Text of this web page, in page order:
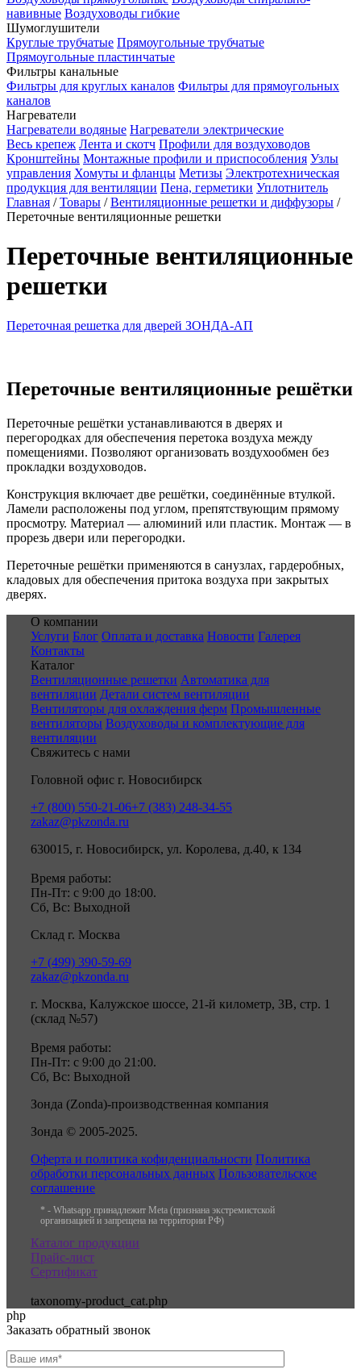
навивные Воздуховоды гибкие
Шумоглушители
Круглые трубчатые Прямоугольные трубчатые
Прямоугольные пластинчатые
Фильтры канальные
Фильтры для круглых каналов Фильтры для прямоугольных
каналов
Нагреватели
Нагреватели водяные Нагреватели электрические
Весь крепеж Лента и скотч Профили для воздуховодов
Кронштейны Монтажные профили и приспособления Узлы
управления Хомуты и фланцы Метизы Электротехническая
продукция для вентиляции Пена, герметики Уплотнитель
Главная /Товары /Вентиляционные решетки и диффузоры /
Переточные вентиляционные решетки
Переточные вентиляционные
решетки
Переточная решетка для дверей ЗОНДА-АП
Переточные вентиляционные решётки
Переточные решётки устанавливаются в дверях и
перегородках для обеспечения перетока воздуха между
помещениями. Позволяют организовать воздухообмен без
прокладки воздуховодов.
Конструкция включает две решётки, соединённые втулкой.
Ламели расположены под углом, препятствующим прямому
просмотру. Материал — алюминий или пластик. Монтаж — в
прорезь двери или перегородки.
Переточные решётки применяются в санузлах, гардеробных,
кладовых для обеспечения притока воздуха при закрытых
дверях.
О компании
Услуги Блог Оплата и доставка Новости Галерея
Контакты
Каталог
Вентиляционные решетки Автоматика для
вентиляции Детали систем вентиляции
Вентиляторы для охлаждения ферм Промышленные
вентиляторы Воздуховоды и комплектующие для
вентиляции
Свяжитесь с нами
Головной офис г. Новосибирск
+7 (800) 550-21-06+7 (383) 248-34-55
zakaz@pkzonda.ru
630015, г. Новосибирск, ул. Королева, д.40, к 134
Время работы:
Пн-Пт: с 9:00 до 18:00.
Сб, Вс: Выходной
Склад г. Москва
+7 (499) 390-59-69
zakaz@pkzonda.ru
г. Москва, Калужское шоссе, 21-й километр, 3В, стр. 1
(склад №57)
Время работы:
Пн-Пт: с 9:00 до 21:00.
Сб, Вс: Выходной
Зонда (Zonda)-производственная компания
Зонда © 2005-2025.
Оферта и политика кофиденциальности Политика
обработки персональных данных Пользовательское
соглашение
* - Whatsapp принадлежит Meta (признана экстремистской
организацией и запрещена на территории РФ)
Каталог продукции
Прайс-лист
Сертификат
taxonomy-product_cat.php
php
Заказать обратный звонок